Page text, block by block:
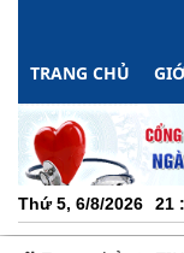
TRANG CHỦ
Thứ 5, 6/8/2026 21 :